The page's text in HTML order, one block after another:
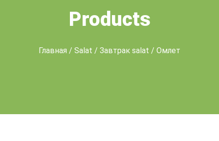
Products
Главная / Salat / Завтрак salat / Омлет